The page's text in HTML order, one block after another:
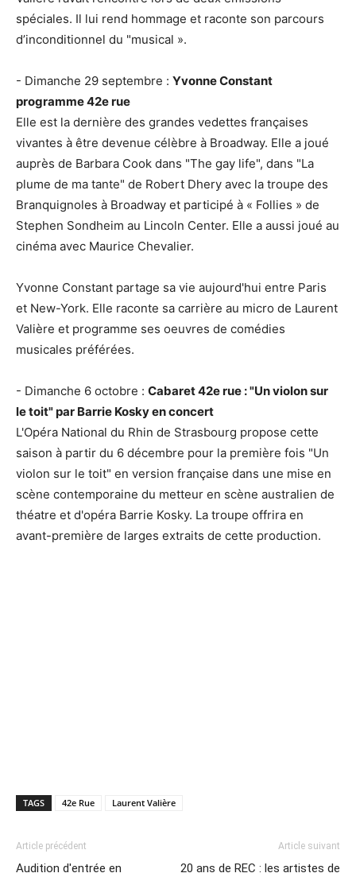
spéciales. Il lui rend hommage et raconte son parcours
d’inconditionnel du "musical ».
- Dimanche 29 septembre : Yvonne Constant
programme 42e rue
Elle est la dernière des grandes vedettes françaises
vivantes à être devenue célèbre à Broadway. Elle a joué
auprès de Barbara Cook dans "The gay life", dans "La
plume de ma tante" de Robert Dhery avec la troupe des
Branquignoles à Broadway et participé à « Follies » de
Stephen Sondheim au Lincoln Center. Elle a aussi joué au
cinéma avec Maurice Chevalier.
Yvonne Constant partage sa vie aujourd'hui entre Paris
et New-York. Elle raconte sa carrière au micro de Laurent
Valière et programme ses oeuvres de comédies
musicales préférées.
- Dimanche 6 octobre : Cabaret 42e rue : "Un violon sur
le toit" par Barrie Kosky en concert
L'Opéra National du Rhin de Strasbourg propose cette
saison à partir du 6 décembre pour la première fois "Un
violon sur le toit" en version française dans une mise en
scène contemporaine du metteur en scène australien de
théatre et d'opéra Barrie Kosky. La troupe offrira en
avant-première de larges extraits de cette production.
TAGS 42e Rue Laurent Valière
Article précédent
Audition d'entrée en
Article suivant
20 ans de REC : les artistes de